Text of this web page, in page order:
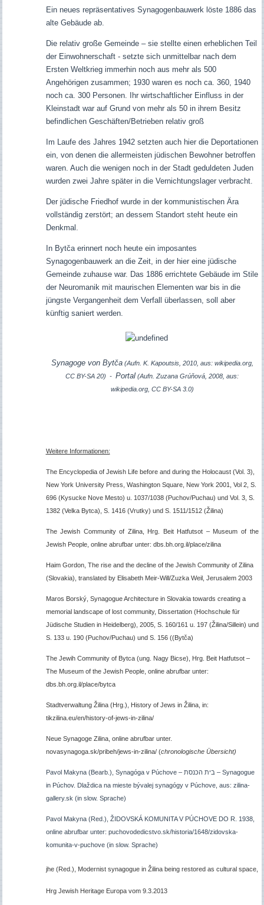
Ein neues repräsentatives Synagogenbauwerk löste 1886 das
alte Gebäude ab.
Die relativ große Gemeinde – sie stellte einen erheblichen Teil
der Einwohnerschaft - setzte sich unmittelbar nach dem
Ersten Weltkrieg immerhin noch aus mehr als 500
Angehörigen zusammen; 1930 waren es noch ca. 360, 1940
noch ca. 300 Personen. Ihr wirtschaftlicher Einfluss in der
Kleinstadt war auf Grund von mehr als 50 in ihrem Besitz
befindlichen Geschäften/Betrieben relativ groß
Im Laufe des Jahres 1942 setzten auch hier die Deportationen
ein, von denen die allermeisten jüdischen Bewohner betroffen
waren. Auch die wenigen noch in der Stadt geduldeten Juden
wurden zwei Jahre später in die Vernichtungslager verbracht.
Der jüdische Friedhof wurde in der kommunistischen Ära
vollständig zerstört; an dessem Standort steht heute ein
Denkmal.
In Bytčaerinnert noch heute ein imposantes
Synagogenbauwerk an die Zeit, in der hier eine jüdische
Gemeinde zuhause war. Das 1886 errichtete Gebäude im Stile
der Neuromanik mit maurischen Elementen war bis in die
jüngste Vergangenheitdem Verfall überlassen, soll aber
künftig saniert werden.
Synagoge von Bytča (Aufn. K. Kapoutsis, 2010, aus: wikipedia.org,
CC BY-SA 20) -Portal (Aufn.Zuzana Grúňová, 2008,aus:
wikipedia.org, CC BY-SA 3.0)
Weitere Informationen:
The Encyclopedia of Jewish Life before and during the Holocaust (Vol. 3),
New York University Press, Washington Square, New York 2001, Vol 2, S.
696 (Kysucke Nove Mesto) u. 1037/1038 (Puchov/Puchau) und Vol. 3, S.
1382 (Velka Bytca), S. 1416 (Vrutky) und S. 1511/1512 (Žilina)
The Jewish Community of Zilina, Hrg. Beit Hatfutsot – Museum of the
Jewish People, online abrufbar unter: dbs.bh.org.il/place/zilina
Haim Gordon, The rise and the decline of the Jewish Community of Zilina
(Slovakia), translated by Elisabeth Meir-Will/Zuzka Weil, Jerusalem 2003
Maros Borský, Synagogue Architecture in Slovakia towards creating a
memorial landscape of lost community, Dissertation (Hochschule für
Jüdische Studien in Heidelberg), 2005, S. 160/161 u. 197 (Žilina/Sillein) und
S. 133 u. 190 (Puchov/Puchau) und S. 156 ((Bytča)
The Jewih Community of Bytca (ung. Nagy Bicse), Hrg. Beit Hatfutsot –
The Museum of the Jewish People, online abrufbar unter:
dbs.bh.org.il/place/bytca
StadtverwaltungŽilina (Hrg.), History of Jews in Žilina, in:
tikzilina.eu/en/history-of-jews-in-zilina/
Neue Synagoge Zilina, online abrufbar unter.
novasynagoga.sk/pribeh/jews-in-zilina/ (chronologische Übersicht)
Pavol Makyna (Bearb.), Synagóga v Púchove – בית הכנסת – Synagogue
in Púchov. Dlaždica na mieste bývalej synagógy v Púchove, aus: zilina-
gallery.sk (in slow. Sprache)
Pavol Makyna (Red.), ŽIDOVSKÁ KOMUNITA V PÚCHOVE DO R. 1938,
online abrufbar unter: puchovodedicstvo.sk/historia/1648/zidovska-
komunita-v-puchove (in slow. Sprache)
jhe (Red.), Modernist synagogue in Žilina being restored as cultural space,
Hrg Jewish Heritage Europa vom 9.3.2013